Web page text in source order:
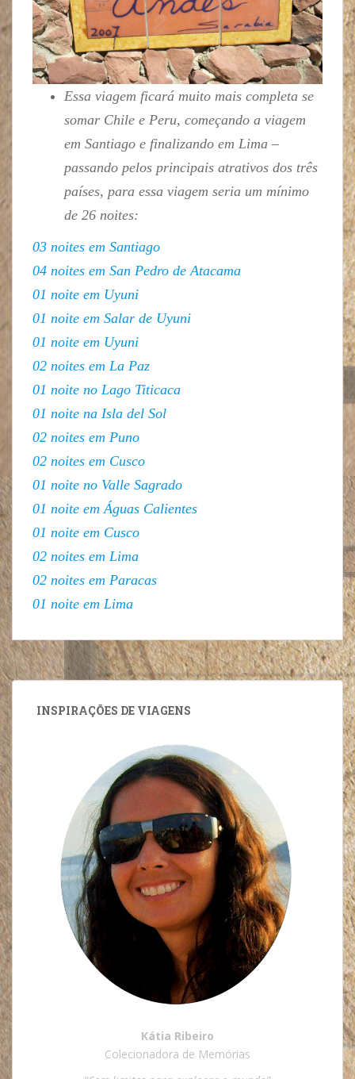
Essa viagem ficará muito mais completa se
somar Chile e Peru, começando a viagem
em Santiago e finalizando em Lima –
passando pelos principais atrativos dos três
países, para essa viagem seria um mínimo
de 26 noites:
03 noites em Santiago
04 noites em San Pedro de Atacama
01 noite em Uyuni
01 noite em Salar de Uyuni
01 noite em Uyuni
02 noites em La Paz
01 noite no Lago Titicaca
01 noite na Isla del Sol
02 noites em Puno
02 noites em Cusco
01 noite no Valle Sagrado
01 noite em Águas Calientes
01 noite em Cusco
02 noites em Lima
02 noites em Paracas
01 noite em Lima
INSPIRAÇÕES DE VIAGENS
Kátia Ribeiro
Colecionadora de Memórias